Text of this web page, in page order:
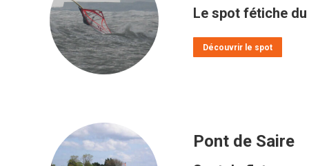
Le spot fétiche
Découvrir le spot
Pont de Saire